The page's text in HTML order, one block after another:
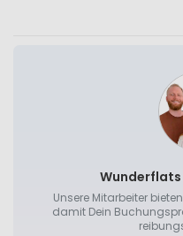
Unsere Mitarbeiter
damit Dein